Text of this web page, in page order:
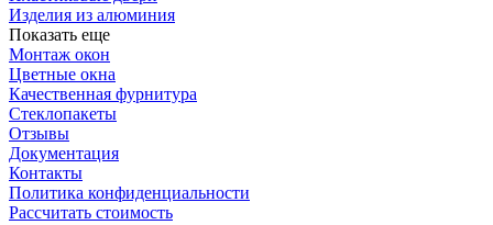
Изделия из алюминия
Показать еще
Монтаж окон
Цветные окна
Качественная фурнитура
Стеклопакеты
Отзывы
Документация
Контакты
Политика конфиденциальности
Рассчитать стоимость